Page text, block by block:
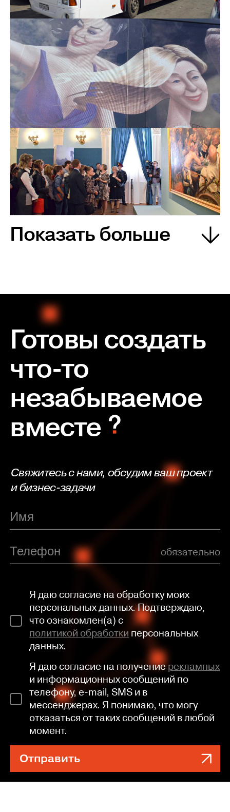
Показать больше
Готовы создать
что-то
незабываемое
вместе
Свяжитесь с нами, обсудим ваш проект
и бизнес-задачи
обязательно
Я даю согласие на обработку моих
персональных данных. Подтверждаю,
что ознакомлен(а) с
политикой обработкиперсональных
данных.
Я даю согласие на получениерекламных
и информационных сообщений по
телефону, e-mail, SMS и в
мессенджерах. Я понимаю, что могу
отказаться от таких сообщений в любой
момент.
Отправить